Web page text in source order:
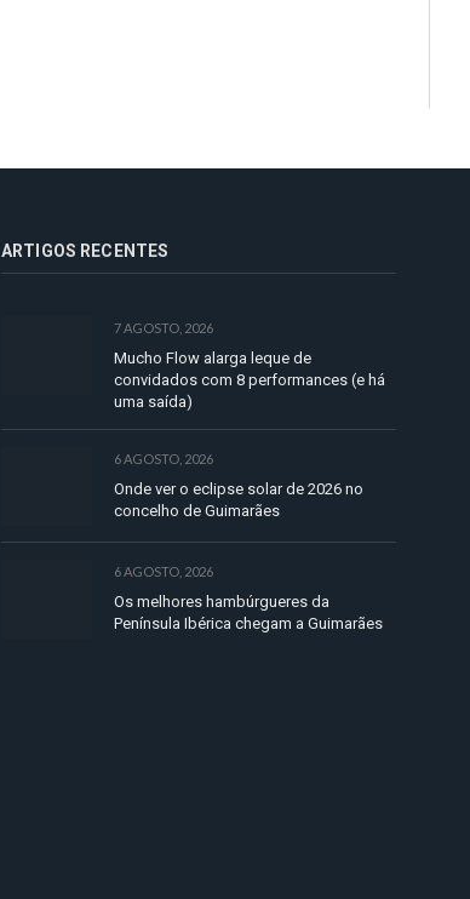
ARTIGOS RECENTES
7 AGOSTO, 2026
Mucho Flow alarga leque de
convidados com 8 performances (e há
uma saída)
6 AGOSTO, 2026
Onde ver o eclipse solar de 2026 no
concelho de Guimarães
6 AGOSTO, 2026
Os melhores hambúrgueres da
Península Ibérica chegam a Guimarães